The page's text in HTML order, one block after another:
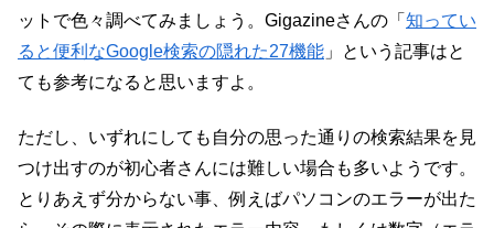
ットで色々調べてみましょう。Gigazineさんの「 知ってい
ると便利なGoogle検索の隠れた27機能 」という記事はと
ても参考になると思いますよ。
ただし、いずれにしても自分の思った通りの検索結果を見
つけ出すのが初心者さんには難しい場合も多いようです。
とりあえず分からない事、例えばパソコンのエラーが出た